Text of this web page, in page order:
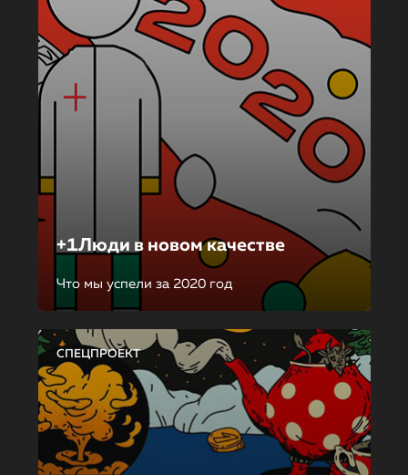
+1Люди в новом качестве
Что мы успели за 2020 год
СПЕЦПРОЕКТ